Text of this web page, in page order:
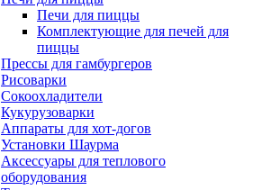
Печи для пиццы
Комплектующие для печей для
пиццы
Прессы для гамбургеров
Рисоварки
Сокоохладители
Кукурузоварки
Аппараты для хот-догов
Установки Шаурма
Аксессуары для теплового
оборудования